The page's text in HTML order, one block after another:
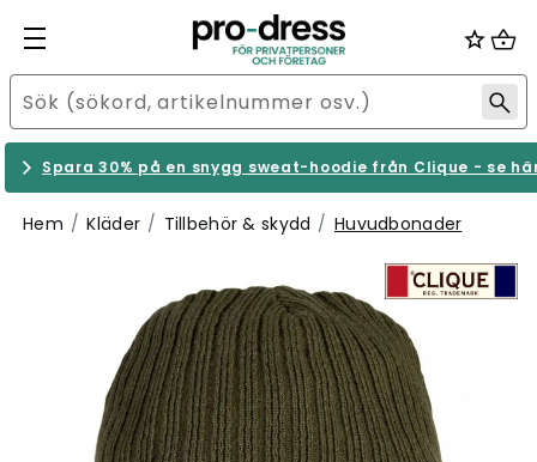
Spara 30% på en snygg sweat-hoodie från Clique - se
Hem Kläder Tillbehör & skydd Huvudbonader